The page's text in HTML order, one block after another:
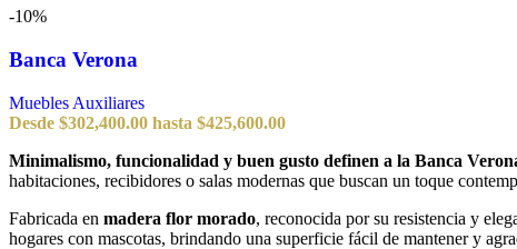
-10%
Banca Verona
Muebles Auxiliares
Desde $302,400.00 hasta $425,600.00
Minimalismo, funcionalidad y buen gusto definen a la Banca
habitaciones, recibidores o salas modernas que buscan un toque
Fabricada en madera flor morado, reconocida por su resistencia y
hogares con mascotas, brindando una superficie fácil de mantener y